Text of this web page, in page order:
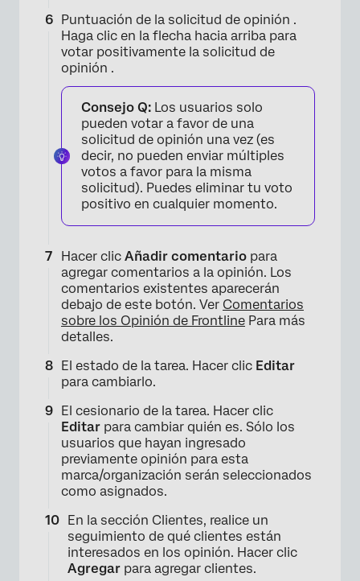
Puntuación de la solicitud de opinión .
Haga clic en la flecha hacia arriba para
votar positivamente la solicitud de
opinión .
Consejo Q: Los usuarios solo
pueden votar a favor de una
solicitud de opinión una vez (es
decir, no pueden enviar múltiples
votos a favor para la misma
solicitud). Puedes eliminar tu voto
positivo en cualquier momento.
Hacer clic Añadir comentario para
agregar comentarios a la opinión. Los
comentarios existentes aparecerán
debajo de este botón. Ver Comentarios
sobre los Opinión de Frontline Para más
detalles.
El estado de la tarea. Hacer clic Editar
para cambiarlo.
El cesionario de la tarea. Hacer clic
Editar para cambiar quién es. Sólo los
usuarios que hayan ingresado
previamente opinión para esta
marca/organización serán seleccionados
como asignados.
En la sección Clientes, realice un
seguimiento de qué clientes están
interesados ​​en los opinión. Hacer clic
Agregar para agregar clientes.